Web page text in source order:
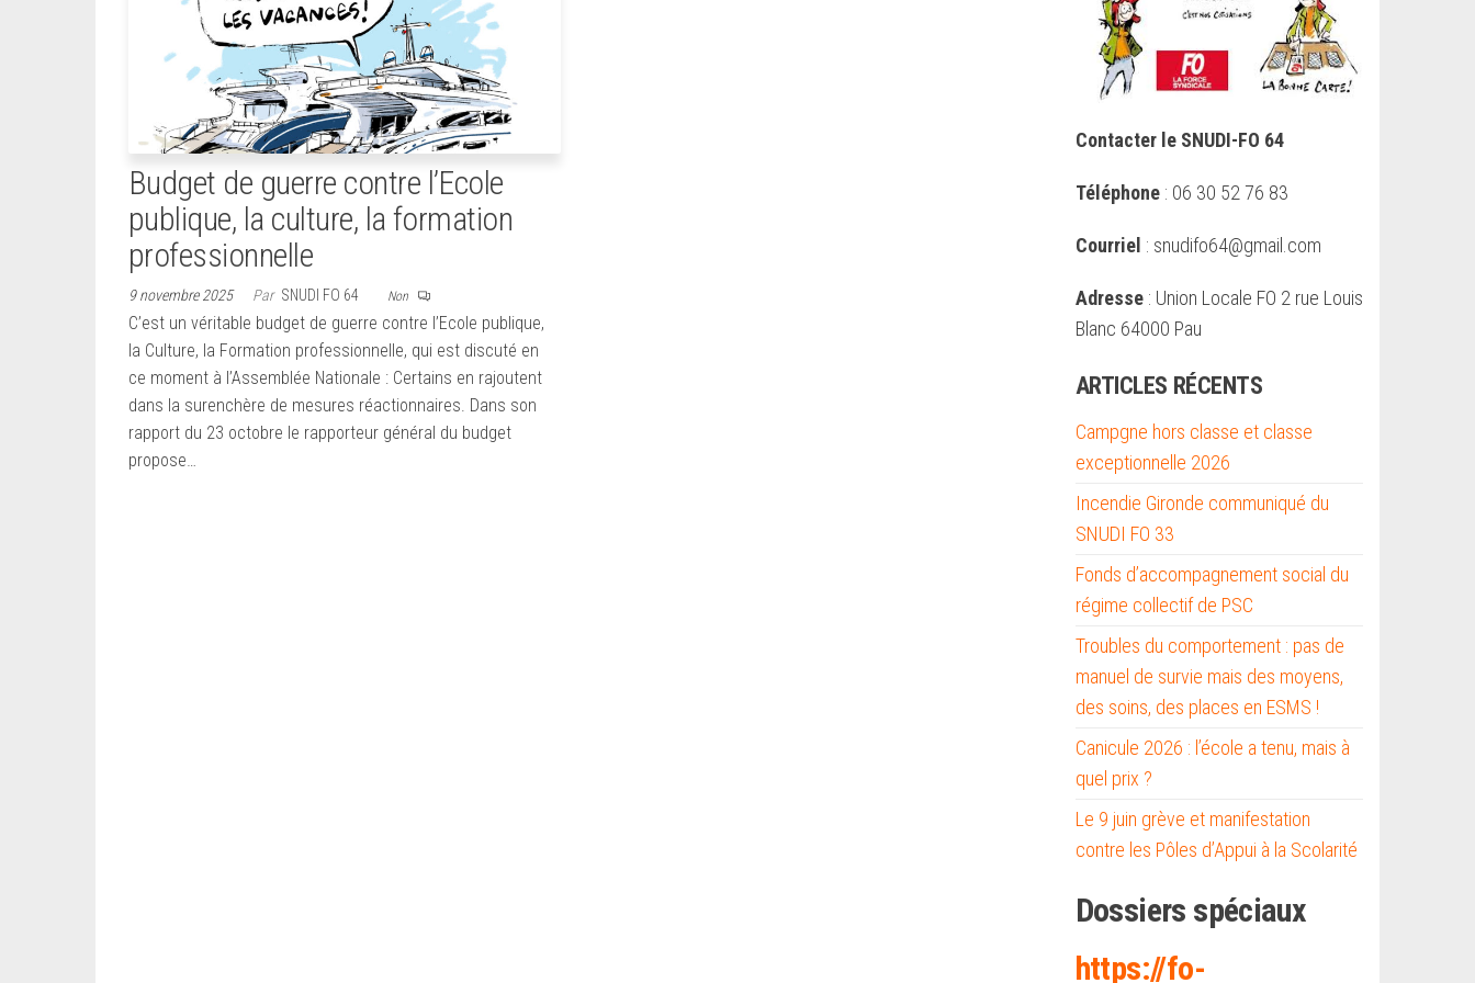
Budget de guerre contre l’Ecole
publique, la culture, la formation
professionnelle
9 novembre 2025 Par SNUDI FO 64 Non
C’est un véritable budget de guerre contre l’Ecole publique,
la Culture, la Formation professionnelle, qui est discuté en
ce moment à l’Assemblée Nationale : Certains en rajoutent
dans la surenchère de mesures réactionnaires. Dans son
rapport du 23 octobre le rapporteur général du budget
propose…
Contacter le SNUDI-FO 64
Téléphone: 06 30 52 76 83
Courriel : snudifo64@gmail.com
Adresse : Union Locale FO 2 rue Louis
Blanc 64000 Pau
ARTICLES RÉCENTS
Campgne hors classe et classe
exceptionnelle 2026
Incendie Gironde communiqué du
SNUDI FO 33
Fonds d’accompagnement social du
régime collectif de PSC
Troubles du comportement : pas de
manuel de survie mais des moyens,
des soins, des places en ESMS !
Canicule 2026 : l’école a tenu, mais à
quel prix ?
Le 9 juin grève et manifestation
contre les Pôles d’Appui à la Scolarité
Dossiers spéciaux
https://fo-